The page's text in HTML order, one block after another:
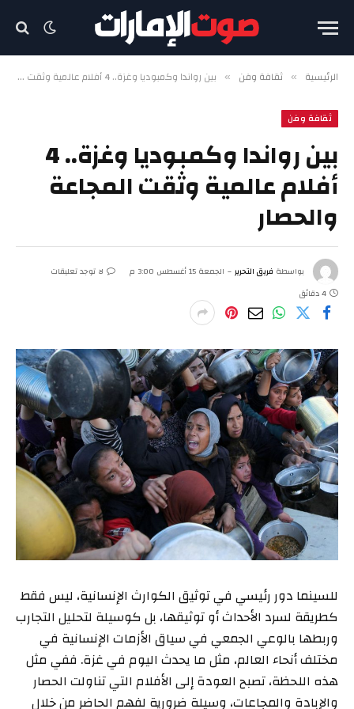
الرئيسية » ثقافة وفن » بين رواندا وكمبوديا وغزة.. 4 أفلام عالمية وثقت المجاعة والحصار
ثقافة وفن
بين رواندا وكمبوديا وغزة.. 4
أفلام عالمية وثقت المجاعة
والحصار
بواسطة فريق التحرير الجمعة 15 أغسطس 3:00 م
لا توجد تعليقات
4 دقائق
للسينما دور رئيسي في توثيق الكوارث الإنسانية، ليس فقط
كطريقة لسرد الأحداث أو توثيقها، بل كوسيلة لتحليل التجارب
وربطها بالوعي الجمعي في سياق الأزمات الإنسانية في
مختلف أنحاء العالم، مثل ما يحدث اليوم في غزة. ففي مثل
هذه اللحظة، تصبح العودة إلى الأفلام التي تناولت الحصار
والإبادة والمجاعات، وسيلة ضرورية لفهم الحاضر من خلال